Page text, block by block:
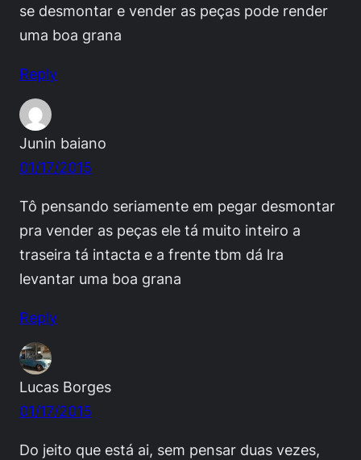
se desmontar e vender as peças pode render
uma boa grana
Reply
Junin baiano
01/17/2015
Tô pensando seriamente em pegar desmontar
pra vender as peças ele tá muito inteiro a
traseira tá intacta e a frente tbm dá lra
levantar uma boa grana
Reply
Lucas Borges
01/17/2015
Do jeito que está ai, sem pensar duas vezes,